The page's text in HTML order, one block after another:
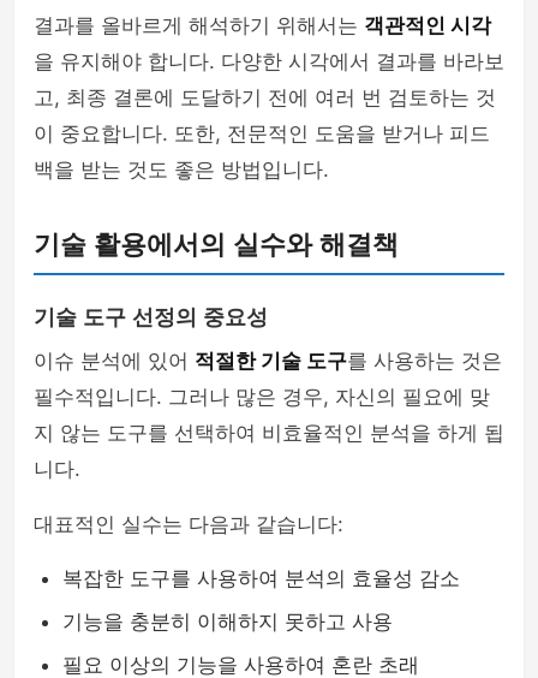
결과를 올바르게 해석하기 위해서는 객관적인 시각
을 유지해야 합니다. 다양한 시각에서 결과를 바라보
고, 최종 결론에 도달하기 전에 여러 번 검토하는 것
이 중요합니다. 또한, 전문적인 도움을 받거나 피드
백을 받는 것도 좋은 방법입니다.
기술 활용에서의 실수와 해결책
기술 도구 선정의 중요성
이슈 분석에 있어 적절한 기술 도구를 사용하는 것은
필수적입니다. 그러나 많은 경우, 자신의 필요에 맞
지 않는 도구를 선택하여 비효율적인 분석을 하게 됩
니다.
대표적인 실수는 다음과 같습니다:
복잡한 도구를 사용하여 분석의 효율성 감소
기능을 충분히 이해하지 못하고 사용
필요 이상의 기능을 사용하여 혼란 초래